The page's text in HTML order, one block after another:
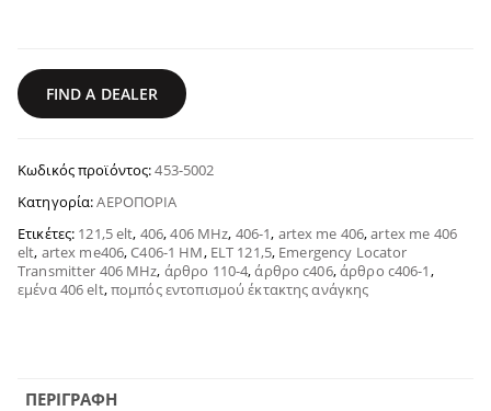
FIND A DEALER
Κωδικός προϊόντος:453-5002
Κατηγορία:ΑΕΡΟΠΟΡΊΑ
Ετικέτες: 121,5 elt, 406,406 MHz, 406-1, artex me 406,artex me 406
elt, artex me406,C406-1 ΗΜ, ELT 121,5, Emergency Locator
Transmitter 406 MHz, άρθρο 110-4,άρθρο c406,άρθρο c406-1,
εμένα 406 elt,πομπός εντοπισμού έκτακτης ανάγκης
ΠΕΡΙΓΡΑΦΉ